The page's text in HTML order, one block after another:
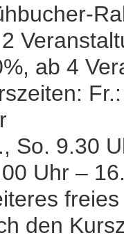
ab 4
So. 9.30
Uhr –
den